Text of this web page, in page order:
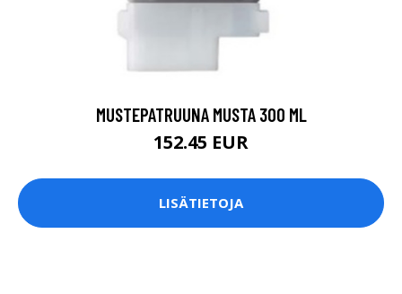
MUSTEPATRUUNA MUSTA 300 ML
152.45 EUR
LISÄTIETOJA